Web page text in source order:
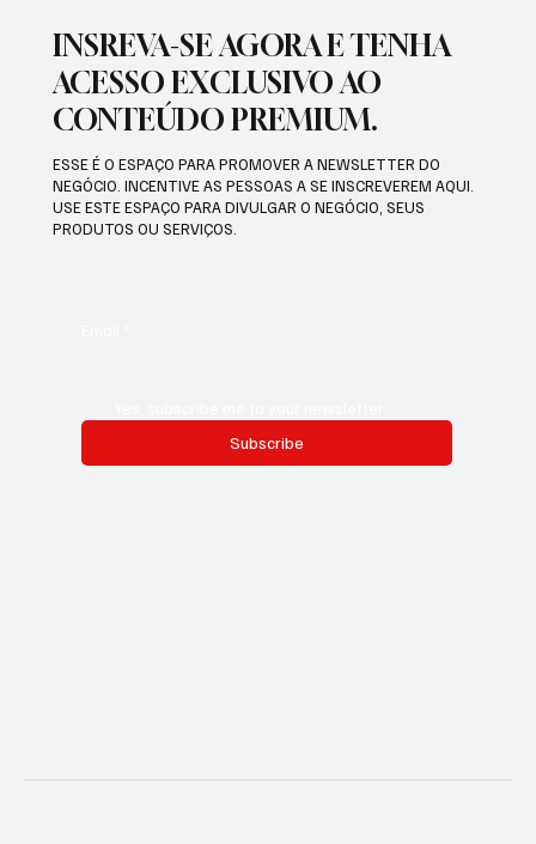
INSREVA-SE AGORA E TENHA
ACESSO EXCLUSIVO AO
CONTEÚDO PREMIUM.
ESSE É O ESPAÇO PARA PROMOVER A NEWSLETTER DO
NEGÓCIO. INCENTIVE AS PESSOAS A SE INSCREVEREM AQUI.
USE ESTE ESPAÇO PARA DIVULGAR O NEGÓCIO, SEUS
PRODUTOS OU SERVIÇOS.
Subscribe